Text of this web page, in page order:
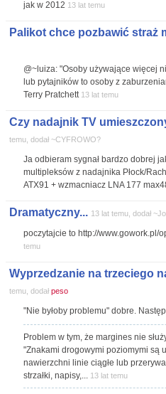
jak w 2012 13 lat temu
Palikot chce pozbawić straż
@~luiza: "Osoby używające więcej
lub pytajników to osoby z
Terry Pratchett 13 lat temu
Czy nadajnik TV
temu, dodał ~CYFROWO?
Ja odbieram sygnał bardzo dobrej
multipleksów z nadajnika Płock/
ATX91 + wzmacniacz LNA 177
Dramatyczny... 13 lat temu, dodał
poczytajcie to http://www.gowork.pl/
temu
Wyprzedzanie na trzeciego
temu, dodał peso
"Nie byłoby problemu" dobre.
Problem w tym, że margines nie
"Znakami drogowymi poziomymi są
nawierzchni linie ciągłe lub
strzałki, napisy,... 13 lat temu